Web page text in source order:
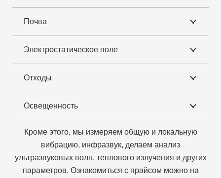
Почва
Электростатическое поле
Отходы
Освещенность
Кроме этого, мы измеряем общую и локальную
вибрацию, инфразвук, делаем анализ
ультразвуковых волн, теплового излучения и других
параметров. Ознакомиться с прайсом можно на